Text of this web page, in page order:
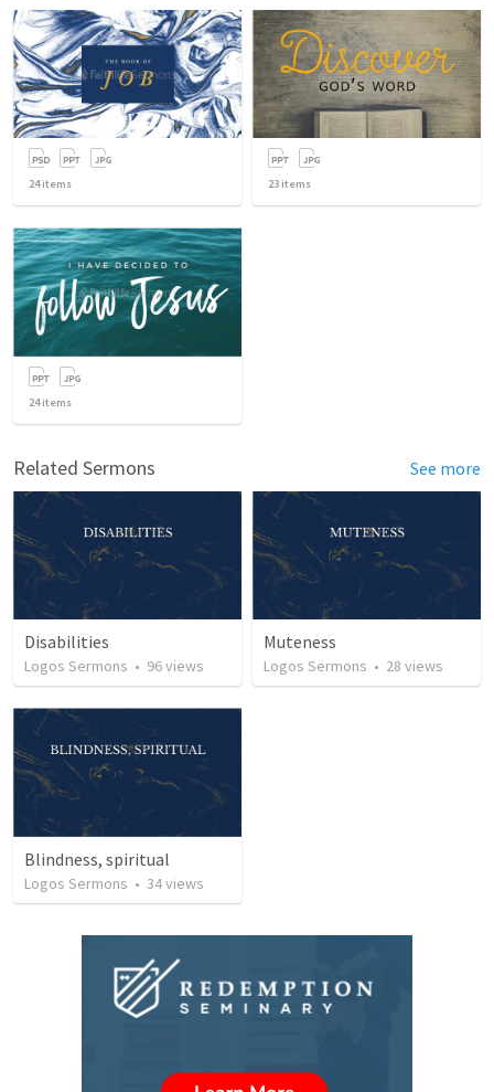
24items 23 items
24items
Related Sermons See more
Disabilities
Logos Sermons • 96views
Muteness
Logos Sermons • 28 views
Blindness, spiritual
Logos Sermons • 34views